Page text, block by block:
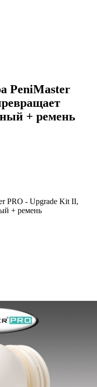
PeniMaster
+ ремень
PRO - Upgrade Kit II,
+ ремень